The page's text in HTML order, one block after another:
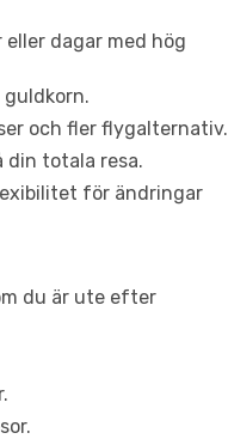
dagar med hög
och fler flygalternativ.
din totala resa.
för ändringar
du är ute efter